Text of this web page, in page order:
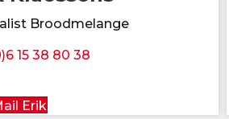
Broodmelange
15 38 80 38
Erik